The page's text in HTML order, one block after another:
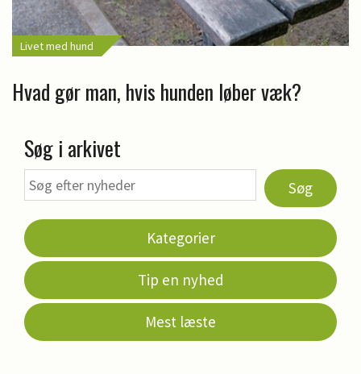
Livet med hund
Hvad gør man, hvis hunden løber væk?
Søg i arkivet
Søg
Kategorier
Tip en nyhed
Mest læste